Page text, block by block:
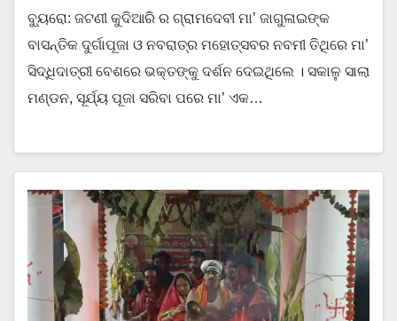
ବ୍ୟୁରୋ: ଜଟଣୀ କୁଦିଆରି ର ଗ୍ରାମଦେବୀ ମା’ ଜାଗୁଳାଇଙ୍କ
ବାସନ୍ତିକ ଦୁର୍ଗାପୂଜା ଓ ନବରାତ୍ର ମହୋତ୍ସବର ନବମୀ ତିଥିରେ ମା’
ସିଦ୍ଧିଦାତ୍ରୀ ବେଶରେ ଭକ୍ତଙ୍କୁ ଦର୍ଶନ ଦେଇଥିଲେ । ସକାଳୁ ସାଲା
ମଣ୍ଡନ, ସୂର୍ଯ୍ୟ ପୂଜା ସରିବା ପରେ ମା’ ଏକ…